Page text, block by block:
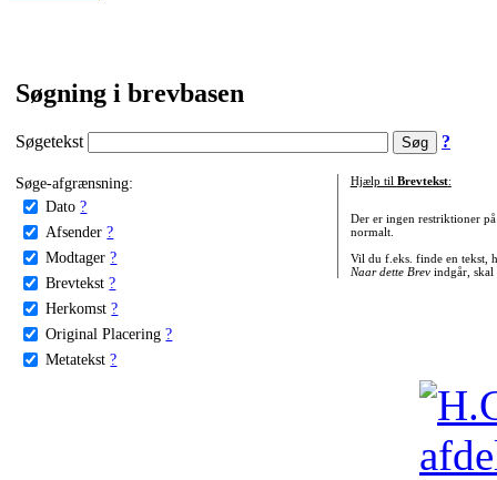
Søgning i brevbasen
Søgetekst ?
Søge-afgrænsning:
Dato ?
Afsender ?
Modtager ?
Brevtekst ?
Herkomst ?
Original Placering ?
Metatekst ?
Hjælp til Brevtekst:
Der er ingen restriktioner
normalt.
Vil du f.eks. finde en tekst,
Naar dette Brevindgår, skal